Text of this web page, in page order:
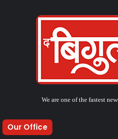
We are one of the fastest
Our Office